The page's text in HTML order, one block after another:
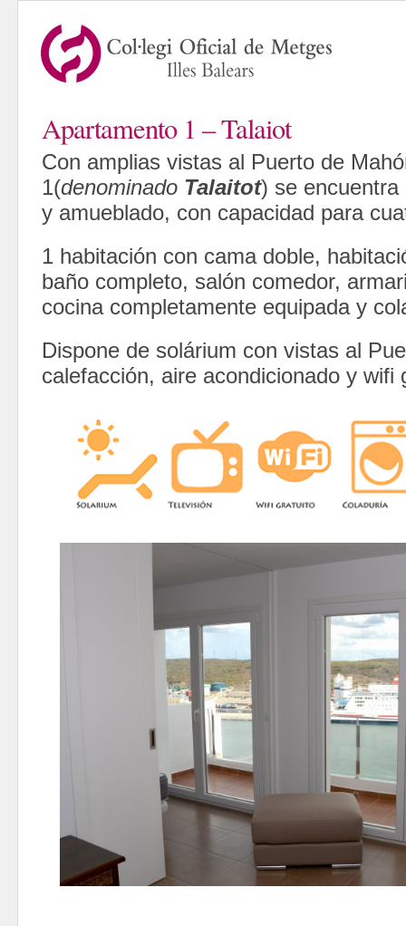
Apartamento 1 – Talaiot
Con amplias vistas al Puerto de
1(denominado Talaitot) se encuentra
y amueblado, con capacidad para
1 habitación con cama doble,
baño completo, salón comedor,
cocina completamente equipada y
Dispone de solárium con vistas al
calefacción, aire acondicionado y wifi